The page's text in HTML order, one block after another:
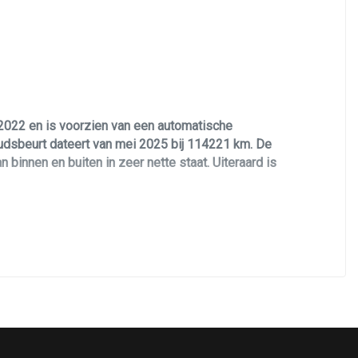
verwarmd
airbag(s) voor
en is voorzien van een automatische
dateert van mei 2025 bij 114221 km. De
binnen en buiten in zeer nette staat. Uiteraard is
R-Dynamic S pakket met 19 inch lichtmetalen
van panorama schuifkanteldak, lederen
full map navigatie, stuurwiel bediening,
voorzien van alle documentatie en heeft twee